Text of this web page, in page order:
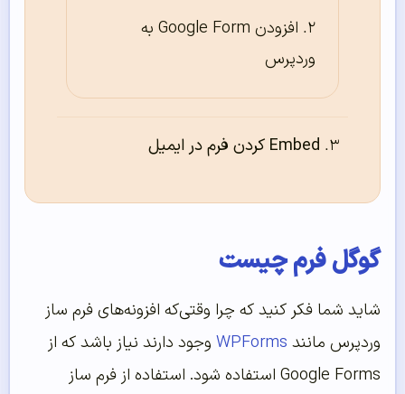
افزودن Google Form به
وردپرس
Embed کردن فرم در ایمیل
گوگل فرم چیست
شاید شما فکر کنید که چرا وقتی‌که افزونه‌های فرم ساز
وردپرس مانند WPForms وجود دارند نیاز باشد که از
Google Forms استفاده شود. استفاده از فرم ساز